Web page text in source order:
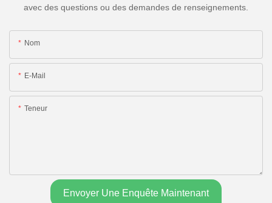
avec des questions ou des demandes de renseignements.
Nom
E-Mail
Teneur
Envoyer Une Enquête Maintenant